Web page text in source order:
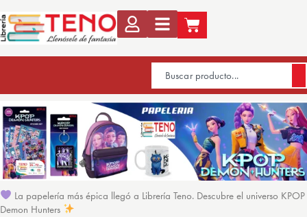
La papelería más épica llegó a Librería Teno. Descubre el universo KPOP
Demon Hunters